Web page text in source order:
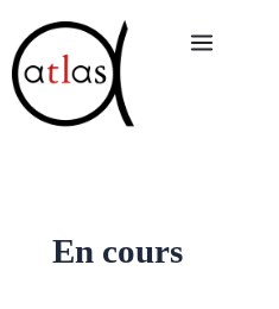
au
contenu
En cours